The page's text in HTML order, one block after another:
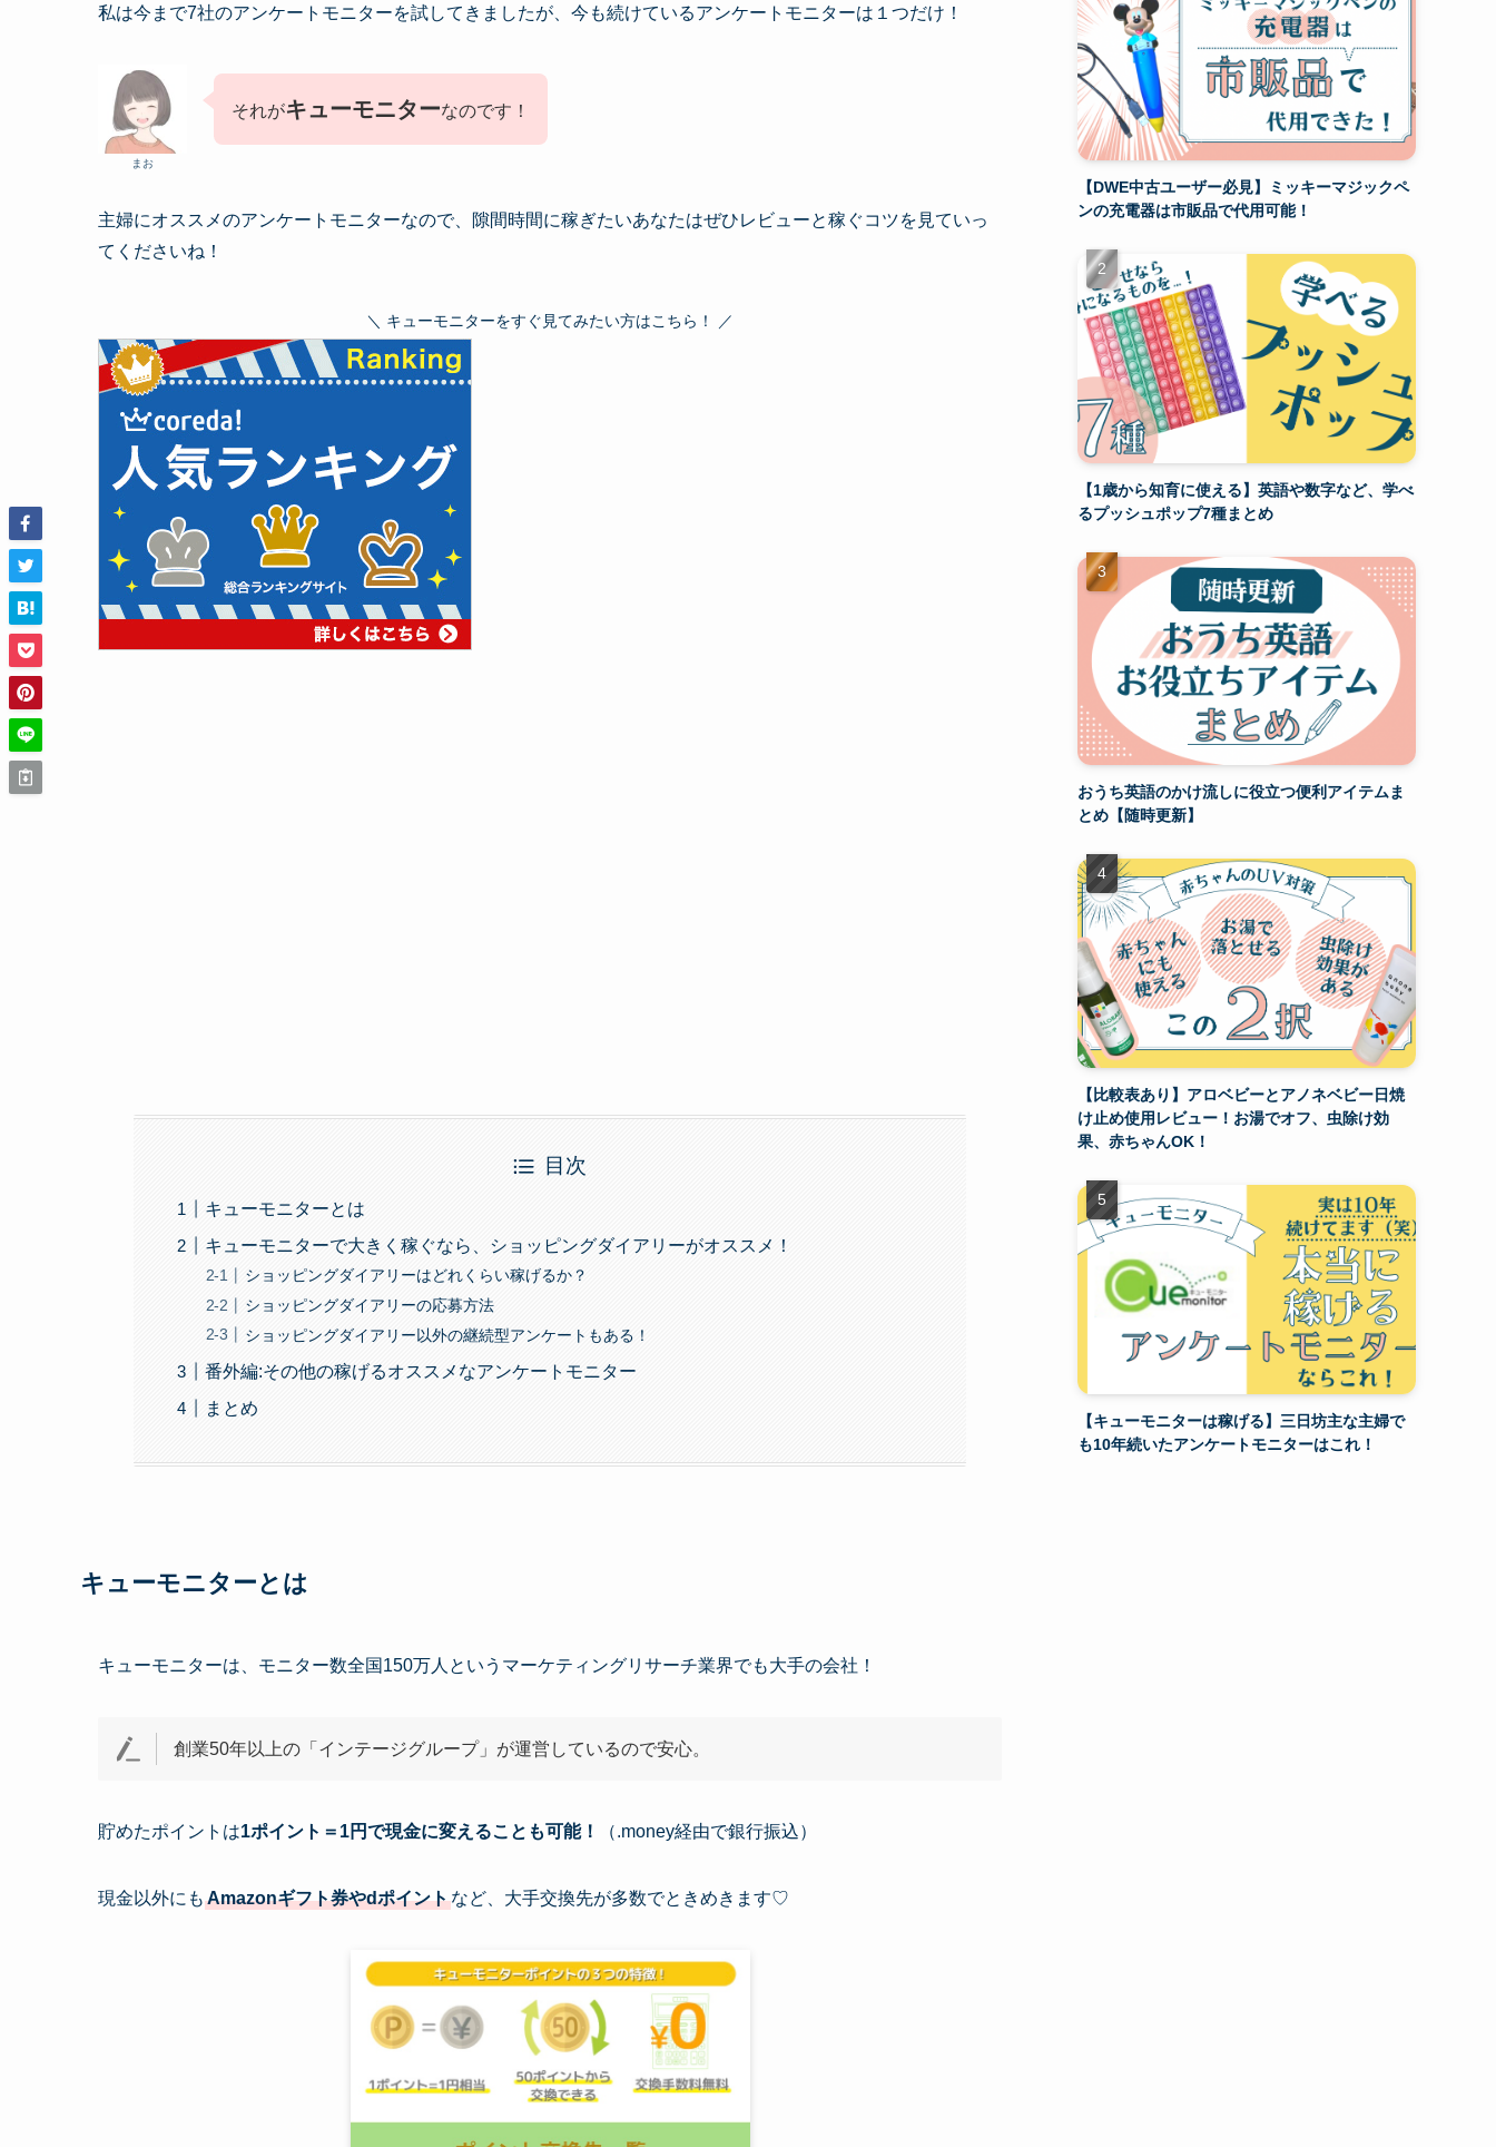
私は今まで7社のアンケートモニターを試してきましたが、今も続けているアンケートモニターは１つだけ！
まお
それがキューモニターなのです！
主婦にオススメのアンケートモニターなので、隙間時間に稼ぎたいあなたはぜひレビューと稼ぐコツを見ていっ
てくださいね！
＼ キューモニターをすぐ見てみたい方はこちら！ ／
目次
キューモニターとは
キューモニターで大きく稼ぐなら、ショッピングダイアリーがオススメ！
ショッピングダイアリーはどれくらい稼げるか？
ショッピングダイアリーの応募方法
ショッピングダイアリー以外の継続型アンケートもある！
番外編:その他の稼げるオススメなアンケートモニター
まとめ
キューモニターとは
キューモニターは、モニター数全国150万人というマーケティングリサーチ業界でも大手の会社！
創業50年以上の「インテージグループ」が運営しているので安心。
貯めたポイントは1ポイント＝1円で現金に変えることも可能！ （.money経由で銀行振込）
現金以外にも Amazonギフト券やdポイントなど、大手交換先が多数でときめきます♡
【DWE中古ユーザー必見】ミッキーマジックペ
ンの充電器は市販品で代用可能！
【1歳から知育に使える】英語や数字など、学べ
るプッシュポップ7種まとめ
おうち英語のかけ流しに役立つ便利アイテムま
とめ【随時更新】
【比較表あり】アロベビーとアノネベビー日焼
け止め使用レビュー！お湯でオフ、虫除け効
果、赤ちゃんOK！
【キューモニターは稼げる】三日坊主な主婦で
も10年続いたアンケートモニターはこれ！